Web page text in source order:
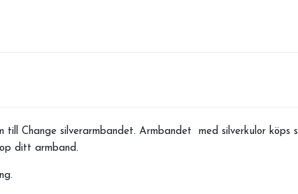
till Change silverarmbandet. Armbandet med silverkulor köps
ditt armband.